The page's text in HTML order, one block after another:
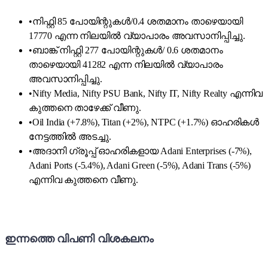
•നിഫ്റ്റി 85 പോയിന്റുകൾ/0.4 ശതമാനം താഴെയായി
17770 എന്ന നിലയിൽ വ്യാപാരം അവസാനിപ്പിച്ചു.
•ബാങ്ക് നിഫ്റ്റി 277 പോയിന്റുകൾ/ 0.6 ശതമാനം
താഴെയായി 41282 എന്ന നിലയിൽ വ്യാപാരം
അവസാനിപ്പിച്ചു.
•Nifty Media, Nifty PSU Bank, Nifty IT, Nifty Realty എന്നിവ
കുത്തനെ താഴേക്ക് വീണു.
•Oil India (+7.8%), Titan (+2%), NTPC (+1.7%) ഓഹരികൾ
നേട്ടത്തിൽ അടച്ചു.
•അദാനി ഗ്രൂപ്പ് ഓഹരികളായ Adani Enterprises (-7%),
Adani Ports (-5.4%), Adani Green (-5%), Adani Trans (-5%)
എന്നിവ കുത്തനെ വീണു.
ഇന്നത്തെ വിപണി വിശകലനം